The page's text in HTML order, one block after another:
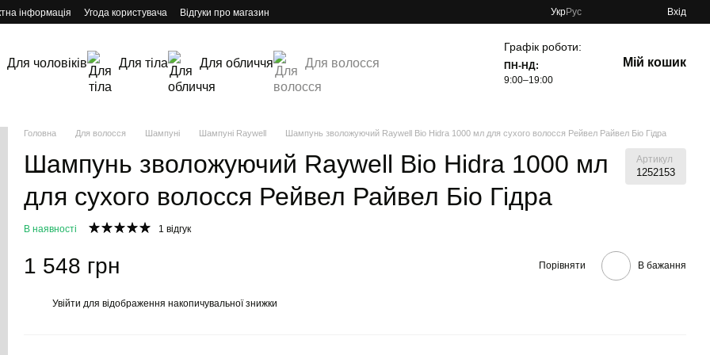
інформація Угода користувача Відгуки про магазин УкрРус Вхід
Для чоловіків Для тіла Для обличчя Для волосся
Графік роботи:
ПН-НД:
9:00–19:00
Мій кошик
Головна Для волосся Шампуні Шампуні Raywell Шампунь зволожуючий Raywell Bio Hidra 1000 мл для сухого волосся Рейвел Райвел Біо Гідра
Шампунь зволожуючий Raywell Bio Hidra 1000 мл
для сухого волосся Рейвел Райвел Біо Гідра
Артикул
1252153
В наявності 1 відгук
1 548 грн Порівняти В бажання
Увійти для відображення накопичувальної знижки